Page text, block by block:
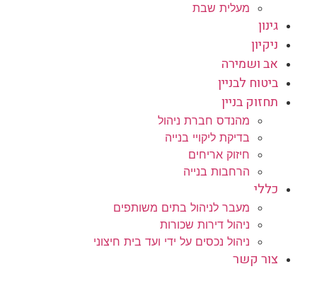
מעלית שבת
גינון
ניקיון
אב ושמירה
ביטוח לבניין
תחזוק בניין
מהנדס חברת ניהול
בדיקת ליקויי בנייה
חיזוק אריחים
הרחבות בנייה
כללי
מעבר לניהול בתים משותפים
ניהול דירות שכורות
ניהול נכסים על ידי ועד בית חיצוני
צור קשר